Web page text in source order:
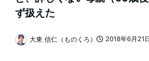
ず扱えた
2018年6月21
著
大東 信仁（ものくろ）